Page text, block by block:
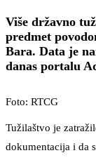
Više državno
predmet
Bara. Data je
danas portalu
Foto: RTCG
Tužilaštvo je
dokumentacija i da